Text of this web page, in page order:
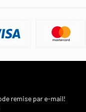
remise par e-mail!